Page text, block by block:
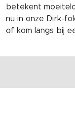
betekent
nu in onze Dirk-
of kom langs bij